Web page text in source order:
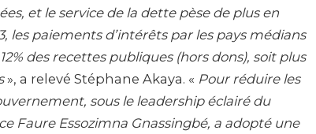
et le service de la dette pèse de plus en
les paiements d’intérêts par les pays médians
des recettes publiques (hors dons), soit plus
», a relevé Stéphane Akaya. « Pour réduire les
sous le leadership éclairé du
Faure Essozimna Gnassingbé, a adopté une